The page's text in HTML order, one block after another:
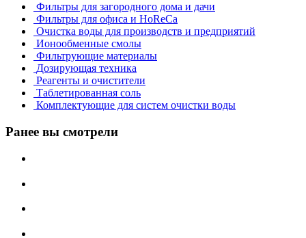
Фильтры для загородного дома и дачи
Фильтры для офиса и HoReCa
Очистка воды для производств и предприятий
Ионообменные смолы
Фильтрующие материалы
Дозирующая техника
Реагенты и очистители
Таблетированная соль
Комплектующие для систем очистки воды
Ранее вы смотрели